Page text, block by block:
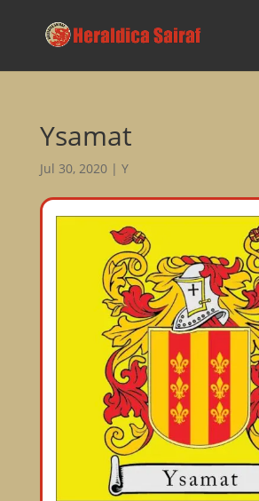
Ysamat
Jul 30, 2020| Y